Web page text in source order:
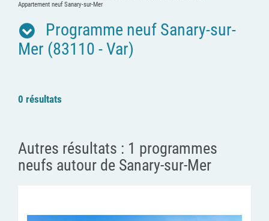
Appartement neuf Sanary-sur-Mer
Programme neuf Sanary-sur-
Mer (83110 - Var)
0 résultats
Autres résultats : 1 programmes
neufs autour de Sanary-sur-Mer